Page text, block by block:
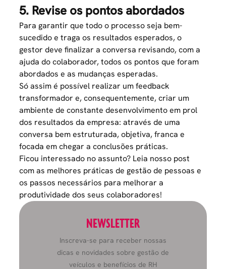
5. Revise os pontos abordados
Para garantir que todo o processo seja bem-
sucedido e traga os resultados esperados, o
gestor deve finalizar a conversa revisando, com a
ajuda do colaborador, todos os pontos que foram
abordados e as mudanças esperadas.
Só assim é possível realizar um feedback
transformador e, consequentemente, criar um
ambiente de constante desenvolvimento em prol
dos resultados da empresa: através de uma
conversa bem estruturada, objetiva, franca e
focada em chegar a conclusões práticas.
Ficou interessado no assunto? Leia nosso post
com as melhores práticas de gestão de pessoas e
os passos necessários para melhorar a
produtividade dos seus colaboradores!
NEWSLETTER
Inscreva-se para receber nossas
dicas e novidades sobre gestão de
veículos e benefícios de RH